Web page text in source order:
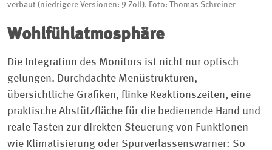
verbaut (niedrigere Versionen: 9 Zoll). Foto: Thomas Schreiner
Wohlfühlatmosphäre
Die Integration des Monitors ist nicht nur optisch
gelungen. Durchdachte Menüstrukturen,
übersichtliche Grafiken, flinke Reaktionszeiten, eine
praktische Abstützfläche für die bedienende Hand und
reale Tasten zur direkten Steuerung von Funktionen
wie Klimatisierung oder Spurverlassenswarner: So